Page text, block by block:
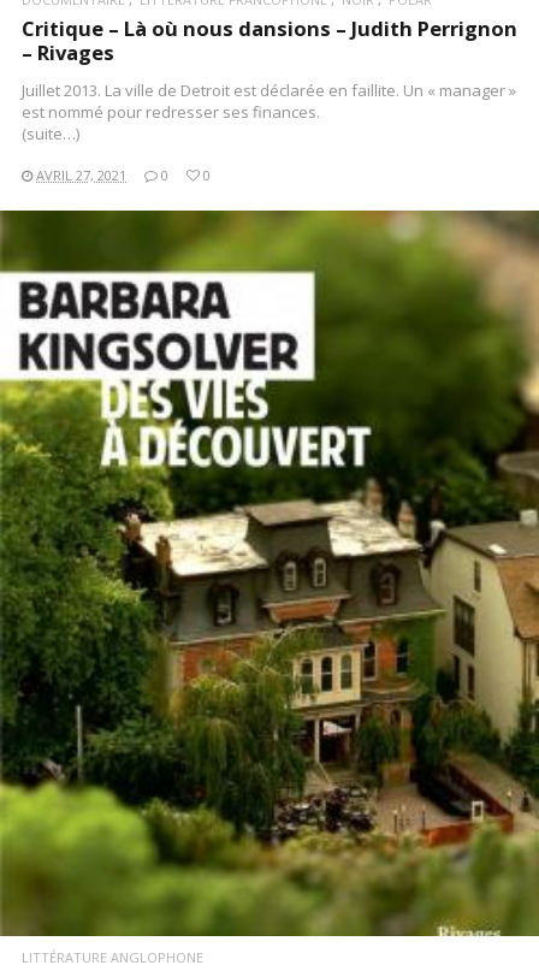
Critique – Là où nous dansions – Judith Perrignon
– Rivages
Juillet 2013. La ville de Detroit est déclarée en faillite. Un « manager »
est nommé pour redresser ses finances.
(suite…)
AVRIL 27, 2021 0 0
LIRE LA SUITE
LITTÉRATURE ANGLOPHONE